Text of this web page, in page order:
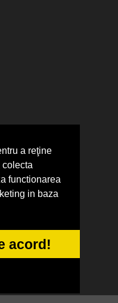
a reţine
colecta
functionarea
in baza
acord!